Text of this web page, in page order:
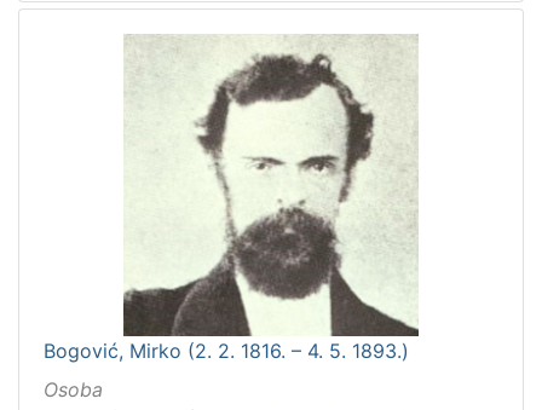
Bogović, Mirko (2. 2. 1816. – 4. 5. 1893.)
Osoba